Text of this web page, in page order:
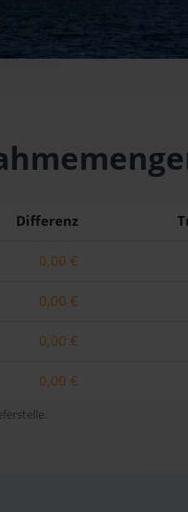
Differenz
0,00 €
0,00 €
0,00 €
0,00 €